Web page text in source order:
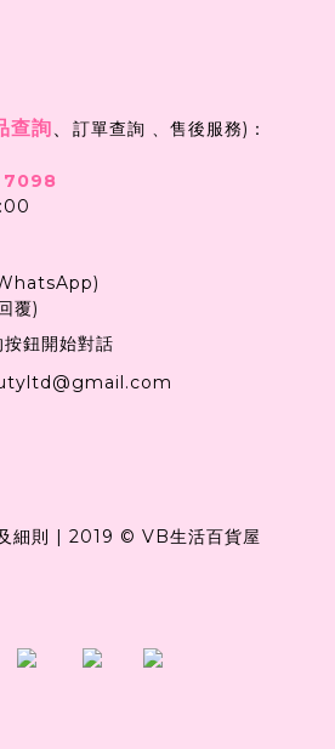
查詢
訂單查詢 、售後服務)：
覆)
按鈕開始對話
細則 | 2019 © VB生活百貨屋